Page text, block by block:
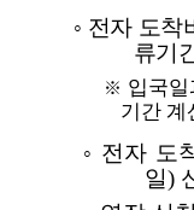
◦ 전자 도착
류기
※ 입국
기간 계
◦ 전자 도착
일)